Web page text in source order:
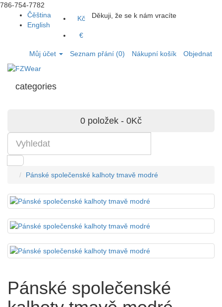
786-754-7782
Čěština
English
Kč
€
Děkuji, že se k nám vracíte
Můj účet Seznam přání (0) Nákupní košík Objednat
categories
0 položek - 0Kč
Pánské společenské kalhoty tmavě modré
Pánské společenské